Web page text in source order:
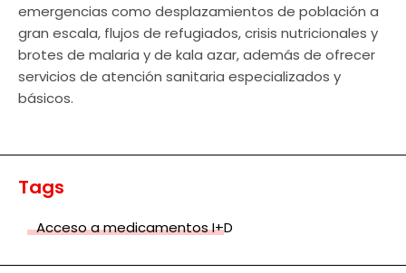
emergencias como desplazamientos de población a
gran escala, flujos de refugiados, crisis nutricionales y
brotes de malaria y de kala azar, además de ofrecer
servicios de atención sanitaria especializados y
básicos.
Tags
Acceso a medicamentos I+D